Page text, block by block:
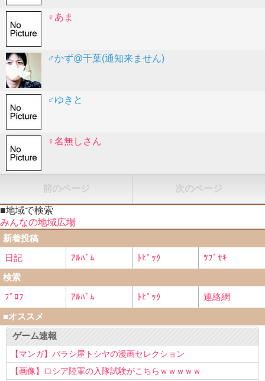
♀あま
♂かず@千葉(通知来ません)
♂ゆきと
♀名無しさん
前のページ 次のページ
■地域で検索
みんなの地域広場
新着投稿
日記
ｱﾙﾊﾞﾑ ﾄﾋﾟｯｸ
ﾂﾌﾞﾔｷ
検索
ﾌﾟﾛﾌ
ｱﾙﾊﾞﾑ ﾄﾋﾟｯｸ
連絡網
■オススメ
ゲーム速報
【マンガ】バラシ屋トシヤの漫画セレクション
【画像】ロシア陸軍の入隊試験がこちらｗｗｗｗｗ